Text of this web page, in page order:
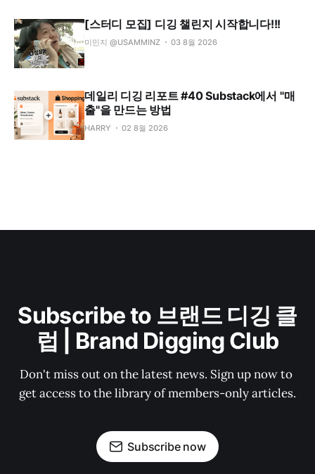
[스터디 모집] 디깅 챌린지 시작합니다!!!
미민지 @USAMMINZ 03 8월 2026
데일리 디깅 리포트 #40 Substack에서 "매
출"을 만드는 방법
HARRY 02 8월 2026
Subscribe to 브랜드 디깅 클
럽 | Brand Digging Club
Don't miss out on the latest news. Sign up now to
get access to the library of members-only articles.
Subscribe now